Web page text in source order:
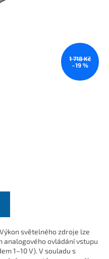
1 718 Kč
–19 %
světelného zdroje lze
analogového ovládání vstupu
1–10 V). V souladu s